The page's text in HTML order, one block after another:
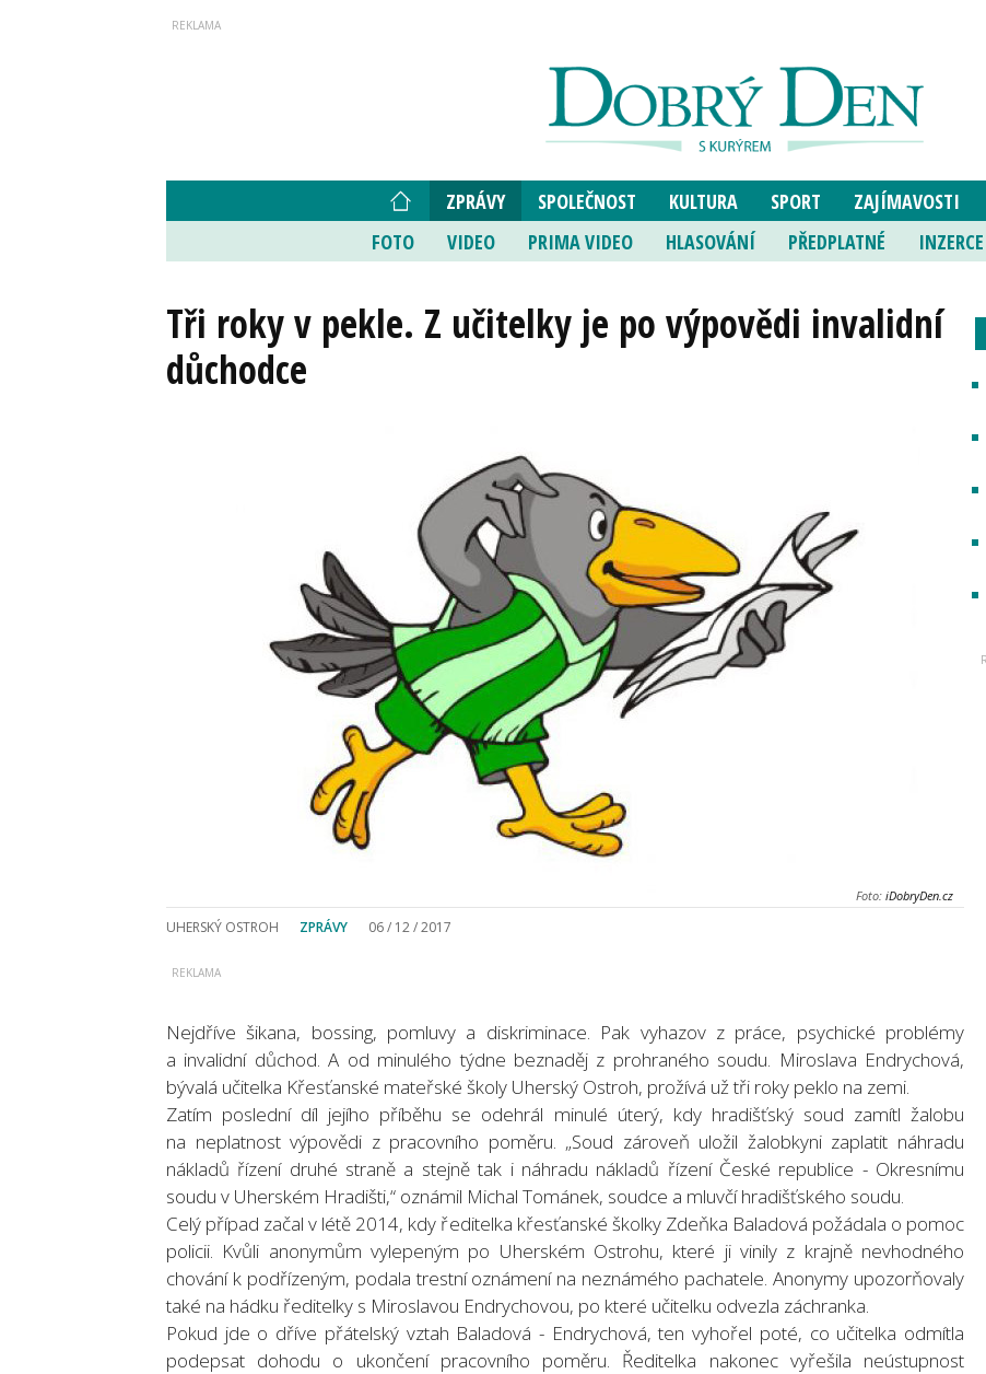
ZPRÁVY SPOLEČNOST KULTURA SPORT ZAJÍMAVOSTI
FOTO
VIDEO PRIMA VIDEO HLASOVÁNÍ PŘEDPLATNÉ INZERCE
Tři roky v pekle. Z učitelky je po výpovědi invalidní
důchodce
Foto: iDobryDen.cz
UHERSKÝ OSTROH ZPRÁVY 06 / 12 / 2017
Nejdříve šikana, bossing, pomluvy a diskriminace. Pak vyhazov z práce, psychické problémy
a invalidní důchod. A od minulého týdne beznaděj z prohraného soudu. Miroslava Endrychová,
bývalá učitelka Křesťanské mateřské školy Uherský Ostroh, prožívá už tři roky peklo na zemi.
Zatím poslední díl jejího příběhu se odehrál minulé úterý, kdy hradišťský soud zamítl žalobu
na neplatnost výpovědi z pracovního poměru. „Soud zároveň uložil žalobkyni zaplatit náhradu
nákladů řízení druhé straně a stejně tak i náhradu nákladů řízení České republice - Okresnímu
soudu v Uherském Hradišti,“ oznámil Michal Tománek, soudce a mluvčí hradišťského soudu.
Celý případ začal v létě 2014, kdy ředitelka křesťanské školky Zdeňka Baladová požádala o pomoc
policii. Kvůli anonymům vylepeným po Uherském Ostrohu, které ji vinily z krajně nevhodného
chování k podřízeným, podala trestní oznámení na neznámého pachatele. Anonymy upozorňovaly
také na hádku ředitelky s Miroslavou Endrychovou, po které učitelku odvezla záchranka.
Pokud jde o dříve přátelský vztah Baladová - Endrychová, ten vyhořel poté, co učitelka odmítla
podepsat dohodu o ukončení pracovního poměru. Ředitelka nakonec vyřešila neústupnost